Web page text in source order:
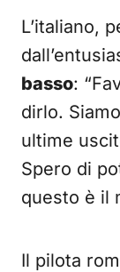
L’italiano,
basso:
dirlo.
ultime
Spero di
questo è il
Il pilota